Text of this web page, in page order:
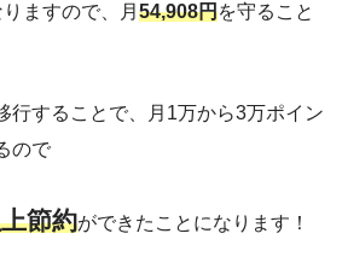
ますので、月 54,908円を守ること
行することで、月1万から3万ポイン
ので
節約ができたことになります！